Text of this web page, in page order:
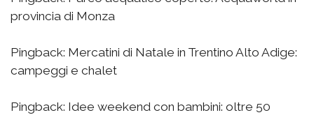
provincia di Monza
Pingback: Mercatini di Natale in Trentino Alto Adige:
campeggi e chalet
Pingback: Idee weekend con bambini: oltre 50